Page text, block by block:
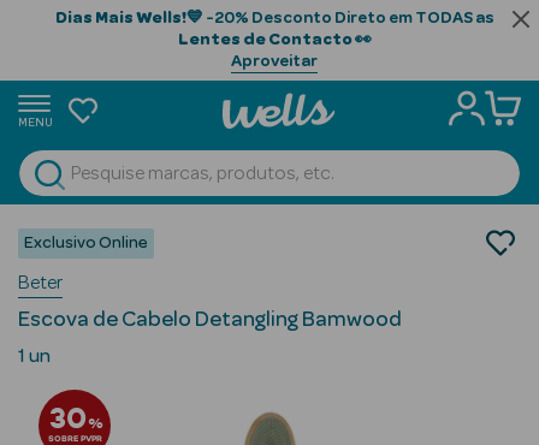
Dias Mais Wells!💙 -20% Desconto Direto em TODAS as
Lentes de Contacto👀
Aproveitar
MENU
Ver Tudo
Beauty Season
Cabelo
Beauty Season
Cosmética
Cabelo
Escovas
Exclusivo Online
Beter
Escova de Cabelo Detangling Bamwood
1 un
30%
SOBRE PVPR